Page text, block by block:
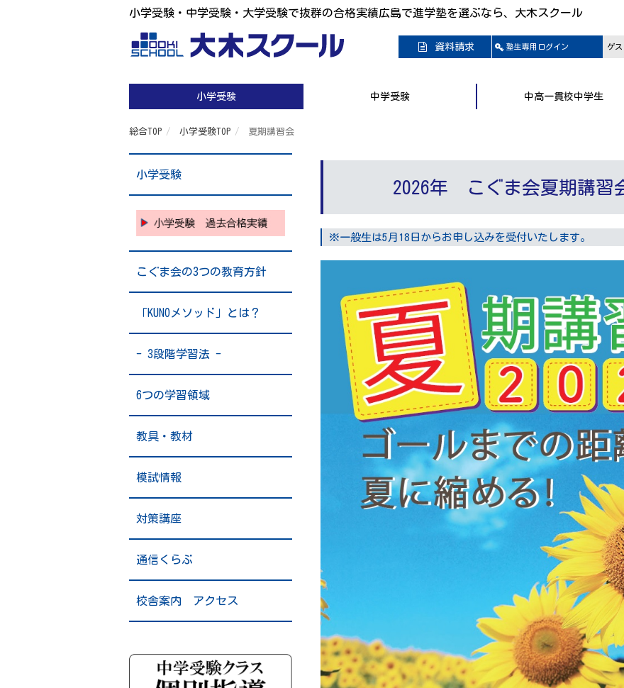
小学受験・中学受験・大学受験で抜群の合格実績広島で進学塾を選ぶなら、大木スクール
塾生専用 ログイン ゲ
資料請求
小学受験 中学受験 中高一貫校中学生
総合TOP 小学受験TOP 夏期講習会
2026年 こぐま会夏期講習
※一般生は5月18日からお申し込みを受付いたします。
小学受験
こぐま会の3つの教育方針
「KUNOメソッド」とは？
- 3段階学習法 -
6つの学習領域
教具・教材
模試情報
対策講座
通信くらぶ
校舎案内 アクセス